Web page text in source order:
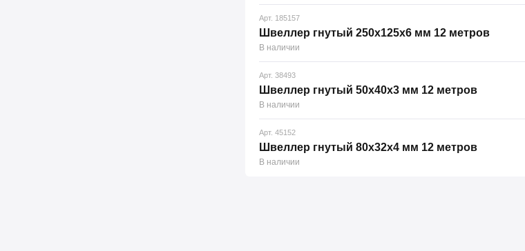
Арт. 185157
Швеллер гнутый 250х125х6 мм 12 метров
В наличии
Арт. 38493
Швеллер гнутый 50х40х3 мм 12 метров
В наличии
Арт. 45152
Швеллер гнутый 80х32х4 мм 12 метров
В наличии